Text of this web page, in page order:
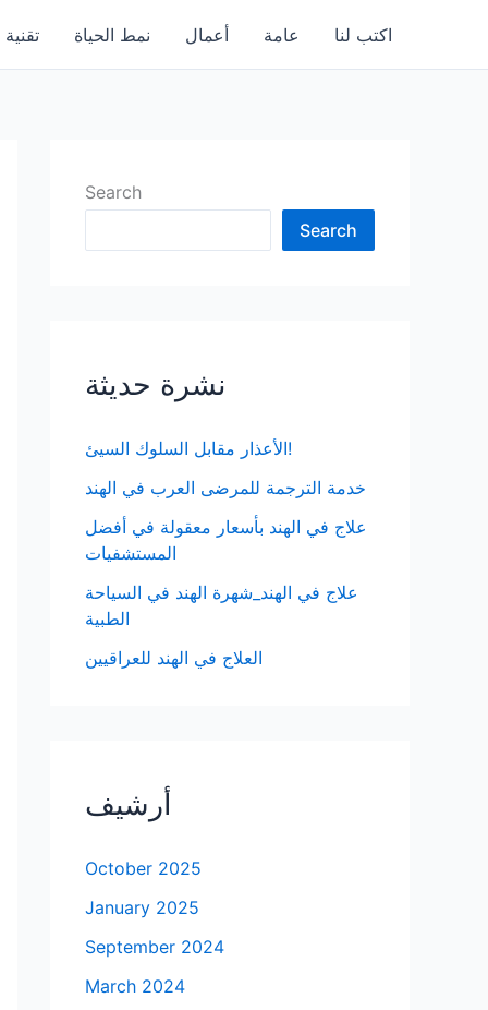
تقنية نمط الحياة أعمال عامة اكتب لنا
Search
Search
نشرة حديثة
الأعذار مقابل السلوك السيئ!
خدمة الترجمة للمرضى العرب في الهند
علاج في الهند بأسعار معقولة في أفضل
المستشفيات
علاج في الهند_شهرة الهند في السياحة
الطبية
العلاج في الهند للعراقيين
أرشيف
October 2025
January 2025
September 2024
March 2024